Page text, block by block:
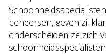
beheersen, geven zij
onderscheiden ze zich
schoonheidsspecialisten.